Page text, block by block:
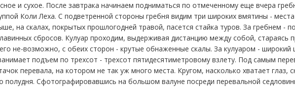
и сухое. После завтрака начинаем подниматься по отмеченному еще вчера
Коли Леха. С подветренной стороны гребня видим три широких вмятины -
на скалах, покрытых прошлогодней травой, пасется стайка туров. За гребнем -
сбросов. Кулуар проходим, выдерживая дистанцию между собой,
не-возможно, с обеих сторон - крутые обнаженные скалы. За кулуаром - широкий
подъем по трехсот - трехсот пятидесятиметровому взлету. Под самым
перевала, на котором не так уж много места. Кругом, насколько хватает глаз,
полудня. Сфотографировавшись на большом валуне посреди перевальной